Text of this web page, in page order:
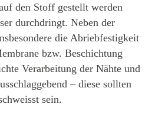
den Stoff gestellt werden
durchdringt. Neben der
die Abriebfestigkeit
bzw. Beschichtung
Verarbeitung der Nähte und
– diese sollten
sein.